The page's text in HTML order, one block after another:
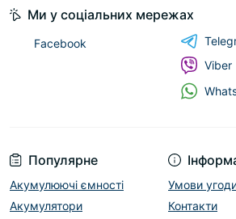
Популярне
Акумулюючі ємності
Акумулятори
Умови
Контакти
Ми у соціальних мережах
Facebook
Viber